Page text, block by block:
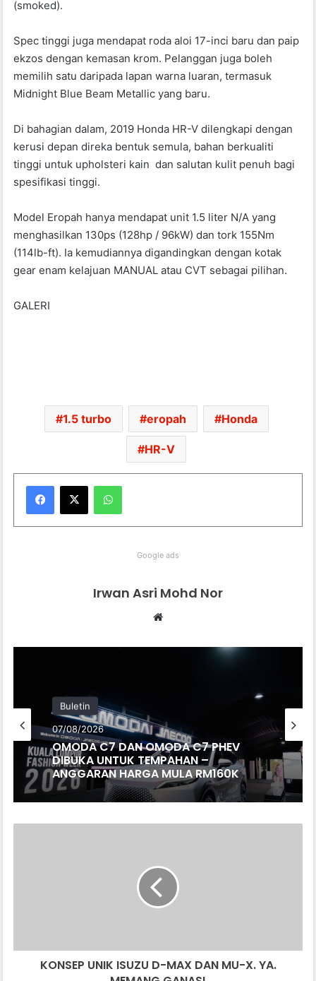
(smoked).
Spec tinggi juga mendapat roda aloi 17-inci baru dan paip
ekzos dengan kemasan krom. Pelanggan juga boleh
memilih satu daripada lapan warna luaran, termasuk
Midnight Blue Beam Metallic yang baru.
Di bahagian dalam, 2019 Honda HR-V dilengkapi dengan
kerusi depan direka bentuk semula, bahan berkualiti
tinggi untuk upholsteri kain dan salutan kulit penuh bagi
spesifikasi tinggi.
Model Eropah hanya mendapat unit 1.5 liter N/A yang
menghasilkan 130ps (128hp / 96kW) dan tork 155Nm
(114lb-ft). Ia kemudiannya digandingkan dengan kotak
gear enam kelajuan MANUAL atau CVT sebagai pilihan.
GALERI
1.5 turbo eropah Honda
HR-V
Google ads
Irwan Asri Mohd Nor
te
Buletin
07/08/2026
OMODA C7 DAN OMODA C7 PHEV
DIBUKA UNTUK TEMPAHAN –
ANGGARAN HARGA MULA RM160K
I
KONSEP UNIK ISUZU D-MAX DAN MU-X. YA.